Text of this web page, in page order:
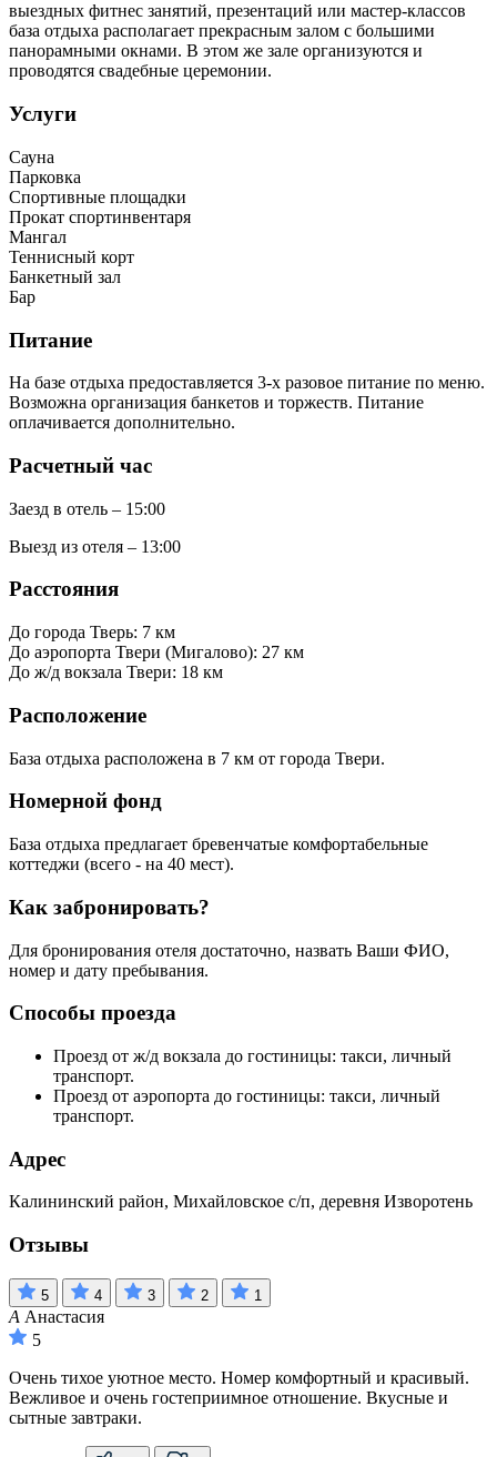
выездных фитнес занятий, презентаций или мастер-классов
база отдыха располагает прекрасным залом с большими
панорамными окнами. В этом же зале организуются и
проводятся свадебные церемонии.
Услуги
Сауна
Парковка
Спортивные площадки
Прокат спортинвентаря
Мангал
Теннисный корт
Банкетный зал
Бар
Питание
На базе отдыха предоставляется 3-х разовое питание по меню.
Возможна организация банкетов и торжеств. Питание
оплачивается дополнительно.
Расчетный час
Заезд в отель – 15:00
Выезд из отеля – 13:00
Расстояния
До города Тверь: 7 км
До аэропорта Твери (Мигалово): 27 км
До ж/д вокзала Твери: 18 км
Расположение
База отдыха расположена в 7 км от города Твери.
Номерной фонд
База отдыха предлагает бревенчатые комфортабельные
коттеджи (всего - на 40 мест).
Как забронировать?
Для бронирования отеля достаточно, назвать Ваши ФИО,
номер и дату пребывания.
Способы проезда
Проезд от ж/д вокзала до гостиницы: такси, личный
транспорт.
Проезд от аэропорта до гостиницы: такси, личный
транспорт.
Адрес
Калининский район, Михайловское с/п, деревня Изворотень
Отзывы
5 4 3 2 1
А Анастасия
5
Очень тихое уютное место. Номер комфортный и красивый.
Вежливое и очень гостеприимное отношение. Вкусные и
сытные завтраки.